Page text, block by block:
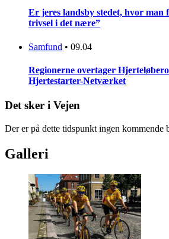
Er jeres landsby stedet, hvor man
trivsel i det nære”
Samfund • 09.04
Regionerne overtager
Hjertestarter-Netværket
Det sker i Vejen
Der er på dette tidspunkt ingen kommende
Galleri